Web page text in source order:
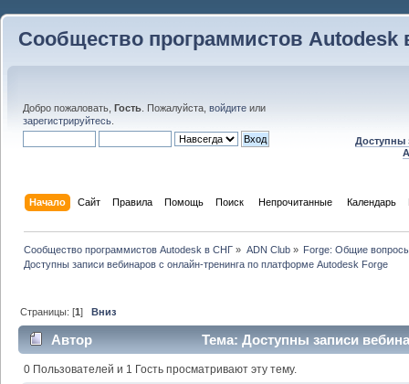
Сообщество программистов Autodesk
Добро пожаловать, Гость . Пожалуйста, войдите или
зарегистрируйтесь
Доступны
Начало Сайт Правила Помощь Поиск Непрочитанные Календарь
Сообщество программистов Autodesk в СНГ » ADN Club» Forge: Общие
Доступны записи вебинаров с онлайн-тренинга по платформе Autodesk Forge
Страницы: [1]Вниз
Автор
Тема: Доступны записи
Autodesk Forge (Прочитано 63931 раз)
0 Пользователей и 1 Гость просматривают эту тему.